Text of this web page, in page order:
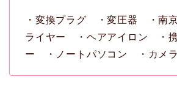
・変換プラグ ・変圧器 ・南
ライヤー ・ヘアアイロン ・携
ー ・ノートパソコン ・カメラ